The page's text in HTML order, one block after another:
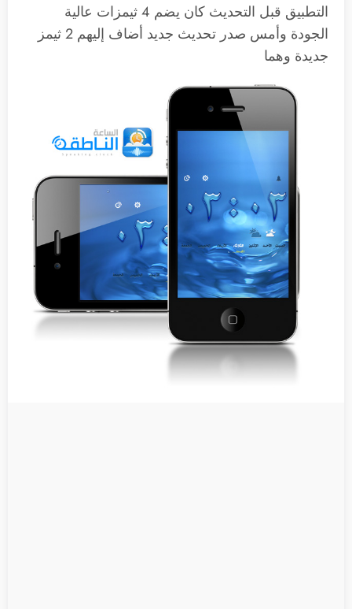
التطبيق قبل التحديث كان يضم 4 ثيمزات عالية
الجودة وأمس صدر تحديث جديد أضاف إليهم 2 ثيمز
جديدة وهما